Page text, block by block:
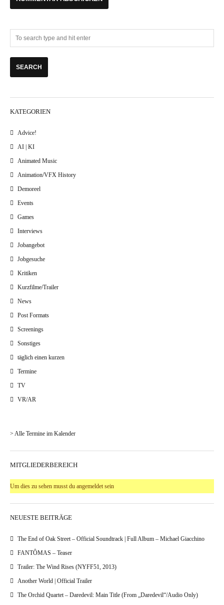
KATEGORIEN
Advice!
AI | KI
Animated Music
Animation/VFX History
Demoreel
Events
Games
Interviews
Jobangebot
Jobgesuche
Kritiken
Kurzfilme/Trailer
News
Post Formats
Screenings
Sonstiges
täglich einen kurzen
Termine
TV
VR/AR
> Alle Termine im Kalender
MITGLIEDERBEREICH
Um dies zu sehen musst du angemeldet sein
NEUESTE BEITRÄGE
The End of Oak Street – Official Soundtrack | Full Album – Michael Giacchino
FANTÔMAS – Teaser
Trailer: The Wind Rises (NYFF51, 2013)
Another World | Official Trailer
The Orchid Quartet – Daredevil: Main Title (From „Daredevil“/Audio Only)